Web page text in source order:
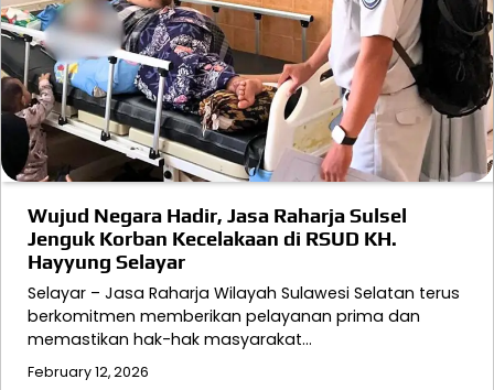
Wujud Negara Hadir, Jasa Raharja Sulsel
Jenguk Korban Kecelakaan di RSUD KH.
Hayyung Selayar
Selayar – Jasa Raharja Wilayah Sulawesi Selatan terus
berkomitmen memberikan pelayanan prima dan
memastikan hak-hak masyarakat…
February 12, 2026